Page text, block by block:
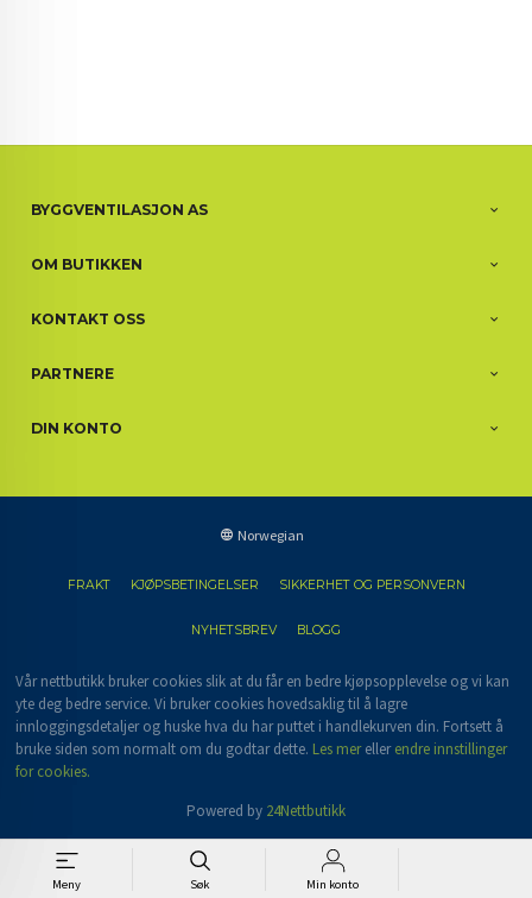
Meny Søk Min konto
BYGGVENTILASJON AS
OM BUTIKKEN
KONTAKT OSS
PARTNERE
DIN KONTO
Norwegian
FRAKT KJØPSBETINGELSER SIKKERHET OG PERSONVERN
NYHETSBREV BLOGG
Vår nettbutikk bruker cookies slik at du får en bedre kjøpsopplevelse og vi kan
yte deg bedre service. Vi bruker cookies hovedsaklig til å lagre
innloggingsdetaljer og huske hva du har puttet i handlekurven din. Fortsett å
bruke siden som normalt om du godtar dette. Les merellerendre innstillinger
for cookies.
Powered by 24Nettbutikk